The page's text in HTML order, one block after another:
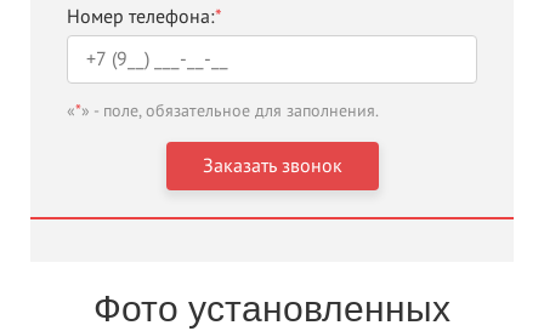
Номер телефона:*
«*» - поле, обязательное для заполнения.
Фото установленных